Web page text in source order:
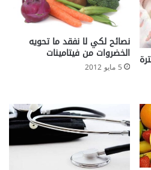
نصائح لكي لا نفقد ما تحويه
الخضروات من فيتامينات
5 مايو 2012